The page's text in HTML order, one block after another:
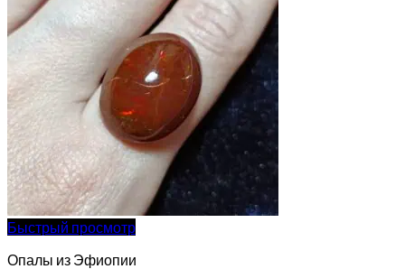
Быстрый просмотр
Опалы из Эфиопии